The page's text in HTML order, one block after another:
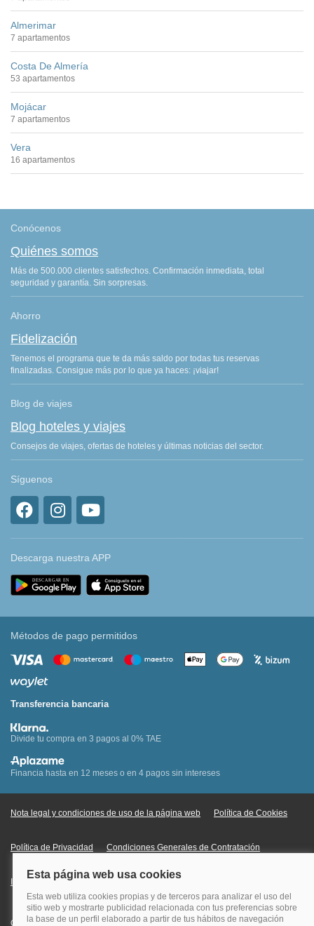
Almerimar
7 apartamentos
Costa De Almería
53 apartamentos
Mojácar
7 apartamentos
Vera
16 apartamentos
Conócenos
Quiénes somos
Más de 500.000 clientes satisfechos. Confirmación inmediata, total
seguridad y garantía. Sin sorpresas.
Ahorro
Fidelización
Tenemos el programa que te da más saldo por todas tus reservas
finalizadas. Consigue más por lo que ya haces: ¡viajar!
Blog de viajes
Blog hoteles y viajes
Consejos de viajes, ofertas de hoteles y últimas noticias del sector.
Síguenos
Descarga nuestra APP
Métodos de pago permitidos
Transferencia bancaria
Divide tu compra en 3 pagos al 0% TAE
Financia hasta en 12 meses o en 4 pagos sin intereses
Nota legal y condiciones de uso de la página web Política de Cookies
Política de Privacidad Condiciones Generales de Contratación
Información Legal sobre Mercados en Línea
Quehoteles.com - Especialistas en hoteles © Copyright Veturis Travel S.A.